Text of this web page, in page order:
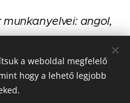
angol,
olasz, orosz
a weboldal megfelelő
hogy a lehető legjobb